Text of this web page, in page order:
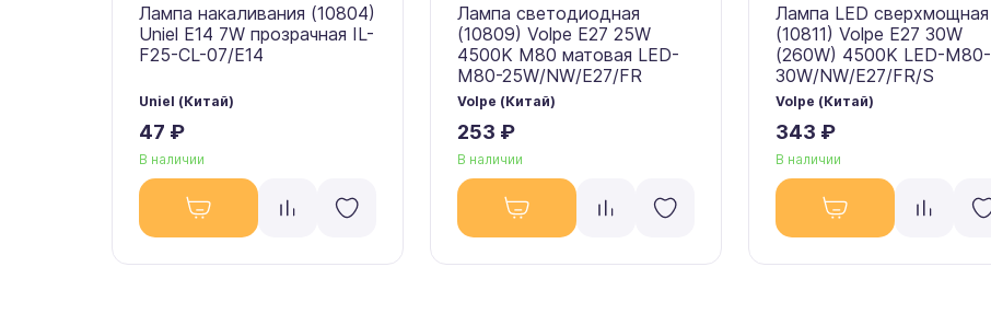
Лампа накаливания (10804)
Uniel E14 7W прозрачная IL-
F25-CL-07/E14
Uniel (Китай)
47 ₽
В наличии
Лампа светодиодная
(10809) Volpe E27 25W
4500K M80 матовая LED-
M80-25W/NW/E27/FR
Volpe (Китай)
253 ₽
В наличии
Лампа LED сверхмощная
(10811) Volpe E27 30W
(260W) 4500K LED-M80-
30W/NW/E27/FR/S
Volpe (Китай)
343 ₽
В наличии